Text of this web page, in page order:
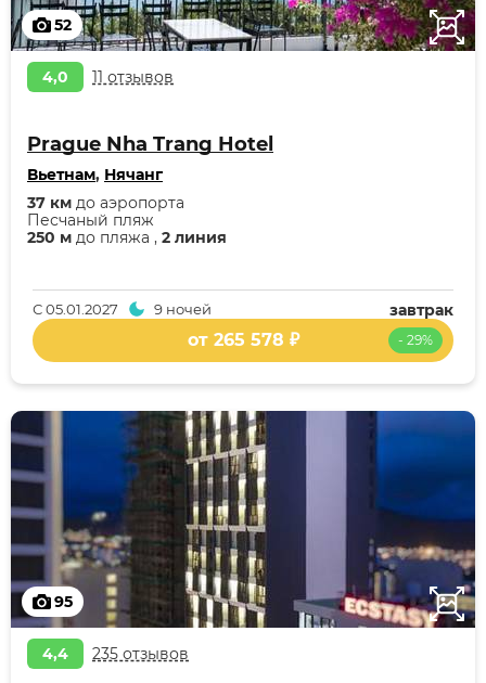
52
4,0 11 отзывов
Prague Nha Trang Hotel
Вьетнам, Нячанг
250 м до пляжа , 2 линия
Песчаный пляж
37 км до аэропорта
завтрак
С05.01.2027 9 ночей
- 29%
от 265 578 ₽
95
4,4 235 отзывов